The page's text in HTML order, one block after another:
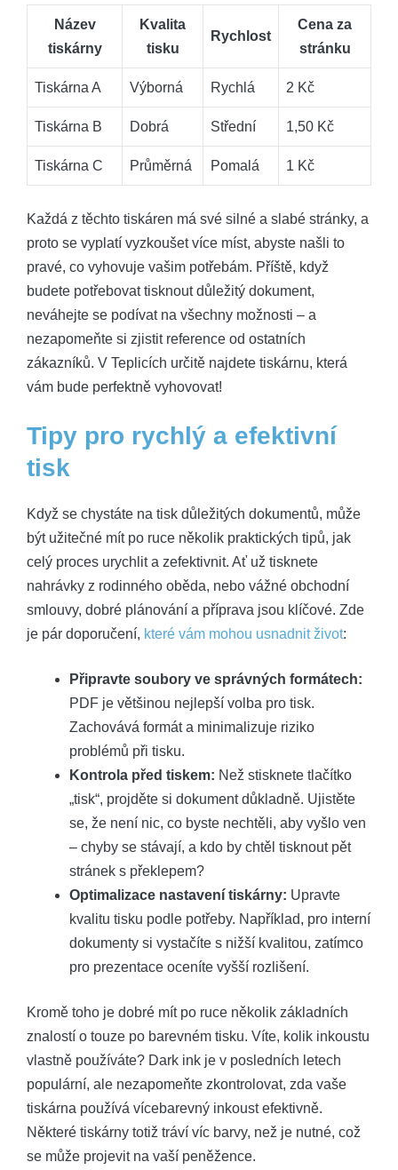
Název
tiskárny
Kvalita
tisku
Rychlost
Cena za
stránku
Tiskárna A Výborná Rychlá 2 Kč
Tiskárna B Dobrá Střední 1,50 Kč
Tiskárna C Průměrná Pomalá 1 Kč
Každá z těchto tiskáren má své silné a slabé stránky, a
proto se vyplatí vyzkoušet více míst, abyste našli to
pravé, co vyhovuje vašim potřebám. Příště, když
budete potřebovat tisknout důležitý dokument,
neváhejte se podívat na všechny možnosti – a
nezapomeňte si zjistit reference od ostatních
zákazníků. V Teplicích určitě najdete tiskárnu, která
vám bude perfektně vyhovovat!
Tipy pro rychlý a efektivní
tisk
Když se chystáte na tisk důležitých dokumentů, může
být užitečné mít po ruce několik praktických tipů, jak
celý proces urychlit a zefektivnit. Ať už tisknete
nahrávky z rodinného oběda, nebo vážné obchodní
smlouvy, dobré plánování a příprava jsou klíčové. Zde
je pár doporučení, které vám mohou usnadnit život:
Připravte soubory ve správných formátech:
PDF je většinou nejlepší volba pro tisk.
Zachovává formát a minimalizuje riziko
problémů při tisku.
Kontrola před tiskem: Než stisknete tlačítko
„tisk“, projděte si dokument důkladně. Ujistěte
se, že není nic, co byste nechtěli, aby vyšlo ven
– chyby se stávají, a kdo by chtěl tisknout pět
stránek s překlepem?
Optimalizace nastavení tiskárny: Upravte
kvalitu tisku podle potřeby. Například, pro interní
dokumenty si vystačíte s nižší kvalitou, zatímco
pro prezentace oceníte vyšší rozlišení.
Kromě toho je dobré mít po ruce několik základních
znalostí o touze po barevném tisku. Víte, kolik inkoustu
vlastně používáte? Dark ink je v posledních letech
populární, ale nezapomeňte zkontrolovat, zda vaše
tiskárna používá vícebarevný inkoust efektivně.
Některé tiskárny totiž tráví víc barvy, než je nutné, což
se může projevit na vaší peněžence.